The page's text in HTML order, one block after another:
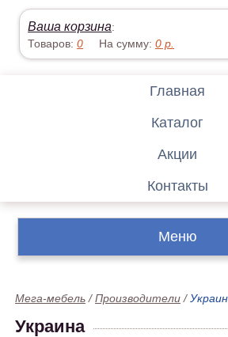
Ваша корзина:
Товаров:0 На сумму:0 р.
Главная
Каталог
Акции
Контакты
Меню
Мега-мебель /Производители /
Украина